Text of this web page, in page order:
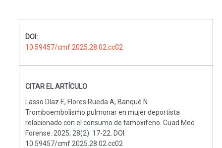
DOI:
10.59457/cmf.2025.28.02.cc02
CITAR EL ARTÍCULO
Lasso Díaz E, Flores Rueda A, Banqué N.
Tromboembolismo pulmonar en mujer deportista
relacionado con el consumo de tamoxifeno. Cuad Med
Forense. 2025; 28(2): 17-22. DOI:
10.59457/cmf.2025.28.02.cc02